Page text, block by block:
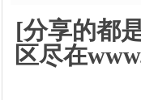
[分享的都
区尽在